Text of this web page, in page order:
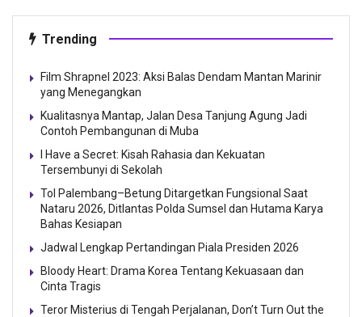
Trending
Film Shrapnel 2023: Aksi Balas Dendam Mantan Marinir
yang Menegangkan
Kualitasnya Mantap, Jalan Desa Tanjung Agung Jadi
Contoh Pembangunan di Muba
I Have a Secret: Kisah Rahasia dan Kekuatan
Tersembunyi di Sekolah
Tol Palembang–Betung Ditargetkan Fungsional Saat
Nataru 2026, Ditlantas Polda Sumsel dan Hutama Karya
Bahas Kesiapan
Jadwal Lengkap Pertandingan Piala Presiden 2026
Bloody Heart: Drama Korea Tentang Kekuasaan dan
Cinta Tragis
Teror Misterius di Tengah Perjalanan, Don’t Turn Out the